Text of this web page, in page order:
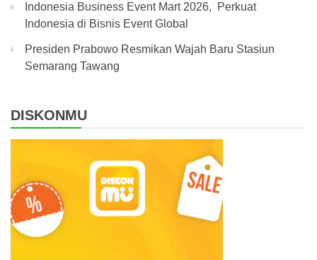
Indonesia Business Event Mart 2026, Perkuat
Indonesia di Bisnis Event Global
Presiden Prabowo Resmikan Wajah Baru Stasiun
Semarang Tawang
DISKONMU